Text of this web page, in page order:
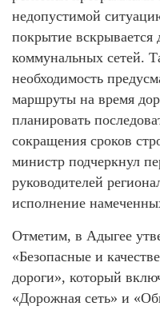
недопустимой
покрытие
коммунальных сетей.
необходимость
маршруты на время
планировать
сокращения сроков
министр подчеркнул
руководителей
исполнение
Отметим, в Адыгее
«Безопасные и
дороги», который
«Дорожная сеть» и